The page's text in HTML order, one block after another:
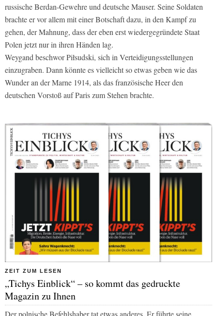
russische Berdan-Gewehre und deutsche Mauser. Seine Soldaten
brachte er vor allem mit einer Botschaft dazu, in den Kampf zu
gehen, der Mahnung, dass der eben erst wiedergegründete Staat
Polen jetzt nur in ihren Händen lag.
Weygand beschwor Piłsudski, sich in Verteidigungsstellungen
einzugraben. Dann könnte es vielleicht so etwas geben wie das
Wunder an der Marne 1914, als das französische Heer den
deutschen Vorstoß auf Paris zum Stehen brachte.
ZEIT ZUM LESEN
„Tichys Einblick“ – so kommt das gedruckte
Magazin zu Ihnen
Der polnische Befehlshaber tat etwas anderes. Er führte seine